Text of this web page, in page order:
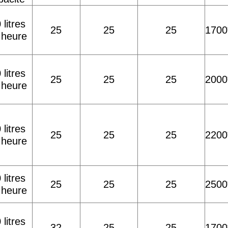
litres
25 25 25
litres
25 25 25
litres
25 25 25
litres
25 25 25
litres